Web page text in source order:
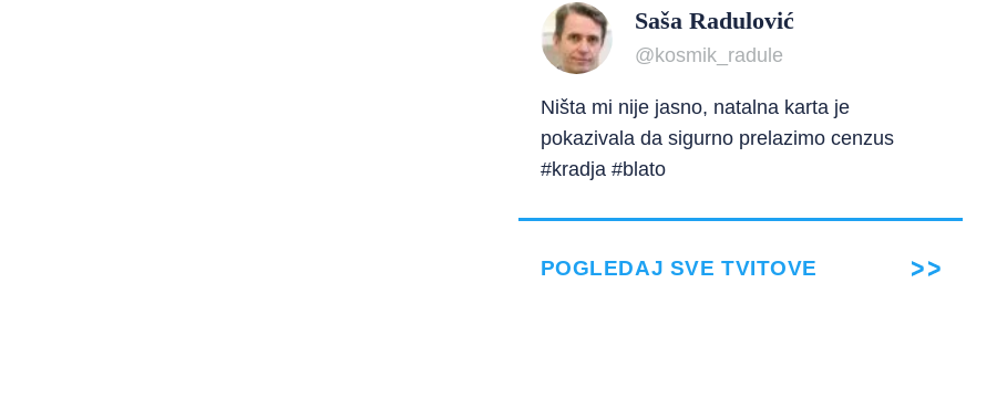
Saša Radulović
@kosmik_radule
Ništa mi nije jasno, natalna karta je
pokazivala da sigurno prelazimo cenzus
#kradja #blato
POGLEDAJ SVE TVITOVE